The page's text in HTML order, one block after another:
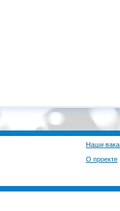
Наши
О проекте